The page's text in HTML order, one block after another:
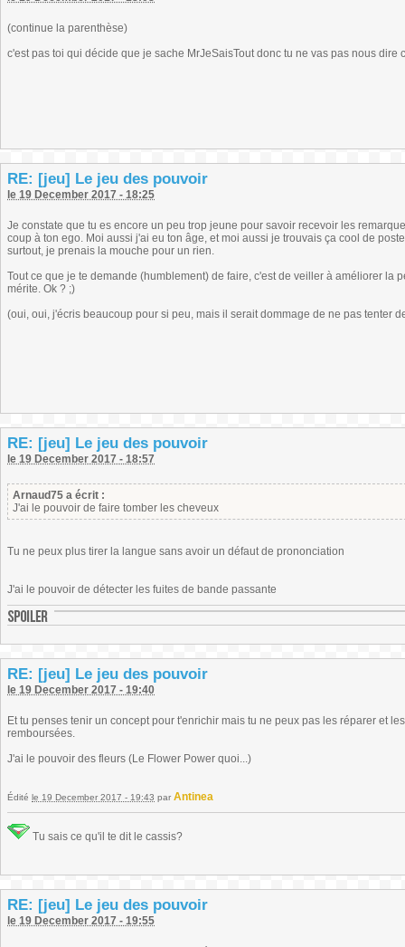
(continue la parenthèse)
c'est pas toi qui décide que je sache MrJeSaisTout donc tu ne vas pas nous dire
RE: [jeu] Le jeu des pouvoir
le 19 December 2017 - 18:25
Je constate que tu es encore un peu trop jeune pour savoir recevoir les
coup à ton ego. Moi aussi j'ai eu ton âge, et moi aussi je trouvais ça cool de
surtout, je prenais la mouche pour un rien.
Tout ce que je te demande (humblement) de faire, c'est de veiller à améliorer la
mérite. Ok ? ;)
(oui, oui, j'écris beaucoup pour si peu, mais il serait dommage de ne pas tenter
RE: [jeu] Le jeu des pouvoir
le 19 December 2017 - 18:57
Arnaud75 a écrit :
J'ai le pouvoir de faire tomber les cheveux
Tu ne peux plus tirer la langue sans avoir un défaut de prononciation
J'ai le pouvoir de détecter les fuites de bande passante
RE: [jeu] Le jeu des pouvoir
le 19 December 2017 - 19:40
Et tu penses tenir un concept pour t'enrichir mais tu ne peux pas les réparer et
remboursées.
J'ai le pouvoir des fleurs (Le Flower Power quoi...)
Édité le 19 December 2017 - 19:43 par Antinea
Tu sais ce qu'il te dit le cassis?
RE: [jeu] Le jeu des pouvoir
le 19 December 2017 - 19:55